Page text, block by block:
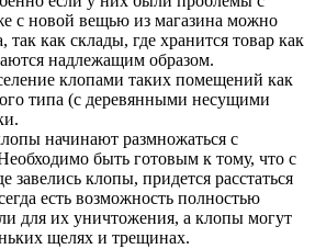
с новой вещью из магазина можно
как склады, где хранится товар как
надлежащим образом.
клопами таких помещений как
типа (с деревянными несущими
начинают размножаться с
быть готовым к тому, что с
завелись клопы, придется расстаться
есть возможность полностью
для их уничтожения, а клопы могут
щелях и трещинах.